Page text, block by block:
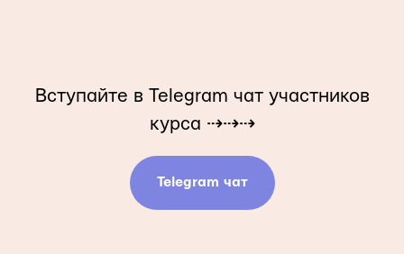
Вступайте в Telegram чат участников
курса ⇢⇢⇢
Telegram чат